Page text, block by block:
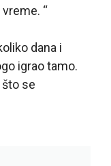
“
dana i
igrao tamo.
se